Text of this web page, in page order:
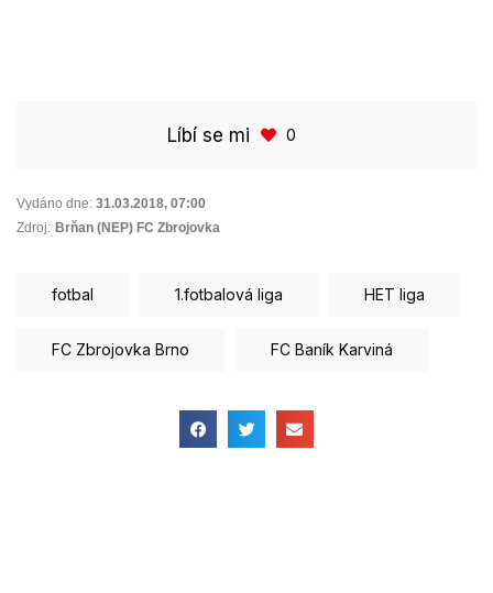
Líbí se mi 0
Vydáno dne: 31.03.2018, 07:00
Zdroj: Brňan (NEP) FC Zbrojovka
fotbal 1.fotbalová liga HET liga
FC Zbrojovka Brno FC Baník Karviná